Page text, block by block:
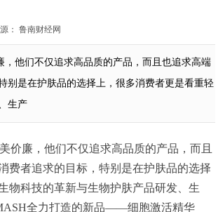
： 鲁南财经网
他们不仅追求高品质的产品，而且也追求高端
别是在护肤品的选择上，很多消费者更是看重轻
生产
价廉，他们不仅追求高品质的产品，而且
费者追求的目标，特别是在护肤品的选择
物科技的革新与生物护肤产品研发、生
全力打造的新品——细胞激活精华